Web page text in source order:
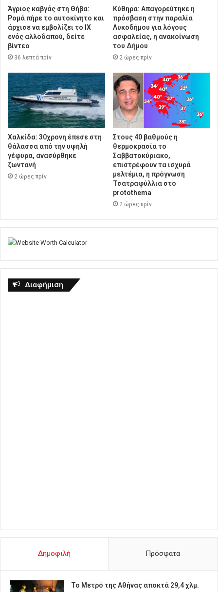
Άγριος καβγάς στη Θήβα:
Ρομά πήρε το αυτοκίνητο και
άρχισε να εμβολίζει το ΙΧ
ενός αλλοδαπού, δείτε
βίντεο
36 λεπτά πρίν
Κύθηρα: Απαγορεύτηκε η
πρόσβαση στην παραλία
Λυκοδήμου για λόγους
ασφαλείας, η ανακοίνωση
του Δήμου
2 ώρες πρίν
Χαλκίδα: 30χρονη έπεσε στη
θάλασσα από την υψηλή
γέφυρα, ανασύρθηκε
ζωντανή
2 ώρες πρίν
Στους 40 βαθμούς η
θερμοκρασία το
Σαββατοκύριακο,
επιστρέφουν τα ισχυρά
μελτέμια, η πρόγνωση
Τσατραφύλλια στο
protothema
2 ώρες πρίν
Διαφήμιση
Δημοφιλή Πρόσφατα
Το Μετρό της Αθήνας αποκτά 29,4 χλμ.